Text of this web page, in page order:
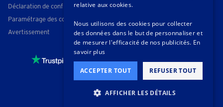
© 2026 Goudprijs B.V.
4,3 / 5- 174 beoordelingen
Déclaration de confidentialité
Paramétrage des cookies
Avertissement
relative aux cookies.
Nous utilisons des cookies pour collecter
des données dans le but de personnaliser et
de mesurer l'efficacité de nos publicités. En
savoir plus
ACCEPTER TOUT REFUSER TOUT
AFFICHER LES DÉTAILS